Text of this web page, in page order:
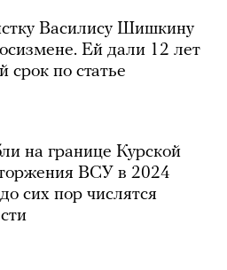
Василису Шишкину
Ей дали 12 лет
по статье
на границе Курской
ВСУ в 2024
сих пор числятся